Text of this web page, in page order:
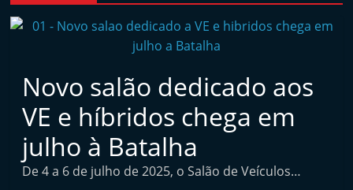
J
o
n
a
i
n
Novo salão dedicado aos
VE e híbridos chega em
julho à Batalha
De 4 a 6 de julho de 2025, o Salão de Veículos…